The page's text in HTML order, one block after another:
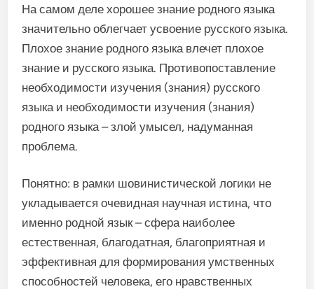
На самом деле хорошее знание родного языка
значительно облегчает усвоение русского языка.
Плохое знание родного языка влечет плохое
знание и русского языка. Противопоставление
необходимости изучения (знания) русского
языка и необходимости изучения (знания)
родного языка – злой умысел, надуманная
проблема.
Понятно: в рамки шовинистической логики не
укладывается очевидная научная истина, что
именно родной язык – сфера наиболее
естественная, благодатная, благоприятная и
эффективная для формирования умственных
способностей человека, его нравственных